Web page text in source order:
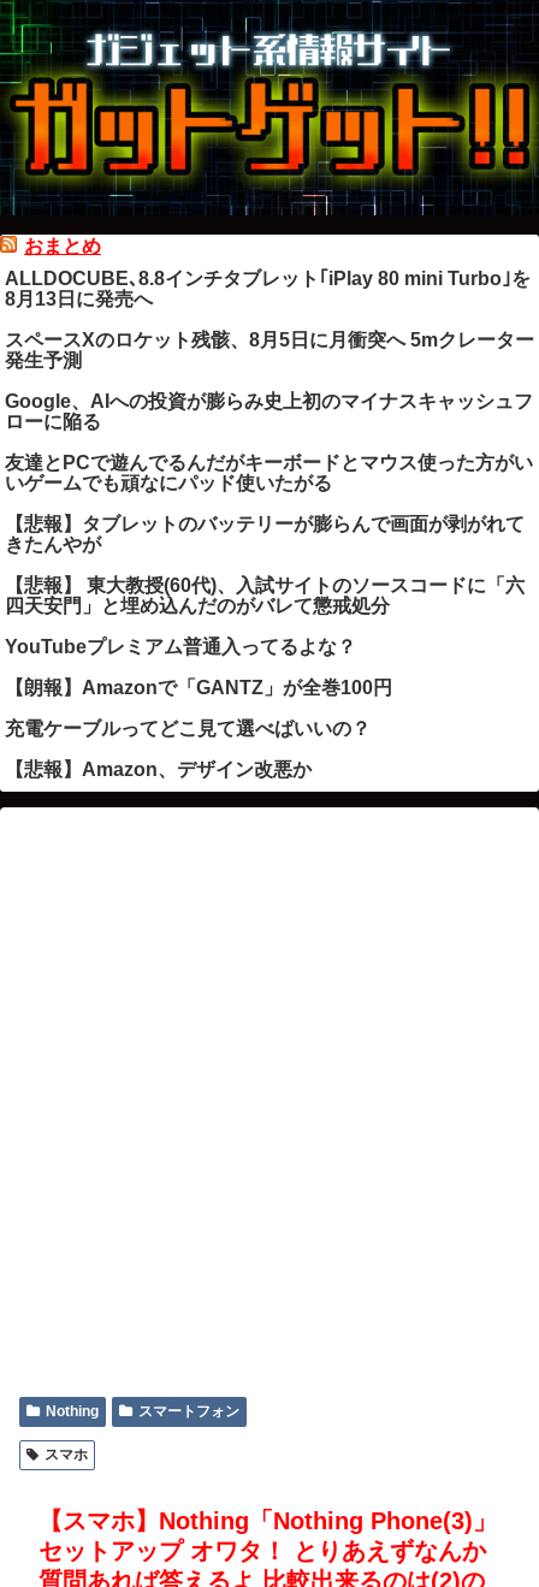
おまとめ
ALLDOCUBE､8.8インチタブレット｢iPlay 80 mini Turbo｣を
8月13日に発売へ
スペースXのロケット残骸、8月5日に月衝突へ 5mクレーター
発生予測
Google、AIへの投資が膨らみ史上初のマイナスキャッシュフ
ローに陥る
友達とPCで遊んでるんだがキーボードとマウス使った方がい
いゲームでも頑なにパッド使いたがる
【悲報】タブレットのバッテリーが膨らんで画面が剥がれて
きたんやが
【悲報】 東大教授(60代)、入試サイトのソースコードに「六
四天安門」と埋め込んだのがバレて懲戒処分
YouTubeプレミアム普通入ってるよな？
【朗報】Amazonで「GANTZ」が全巻100円
充電ケーブルってどこ見て選べばいいの？
【悲報】Amazon、デザイン改悪か
Nothing スマートフォン
スマホ
【スマホ】Nothing「Nothing Phone(3)」
セットアップ オワタ！ とりあえずなんか
質問あれば答えるよ 比較出来るのは(2)の